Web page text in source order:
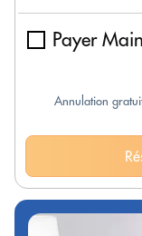
Payer
Annulation